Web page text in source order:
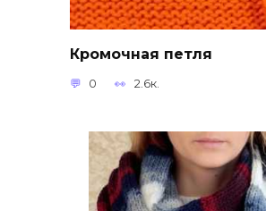
Кромочная петля
0 2.6к.